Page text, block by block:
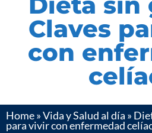
Claves
con
Home»Vida y Salud al día »
para vivir con enfermedad